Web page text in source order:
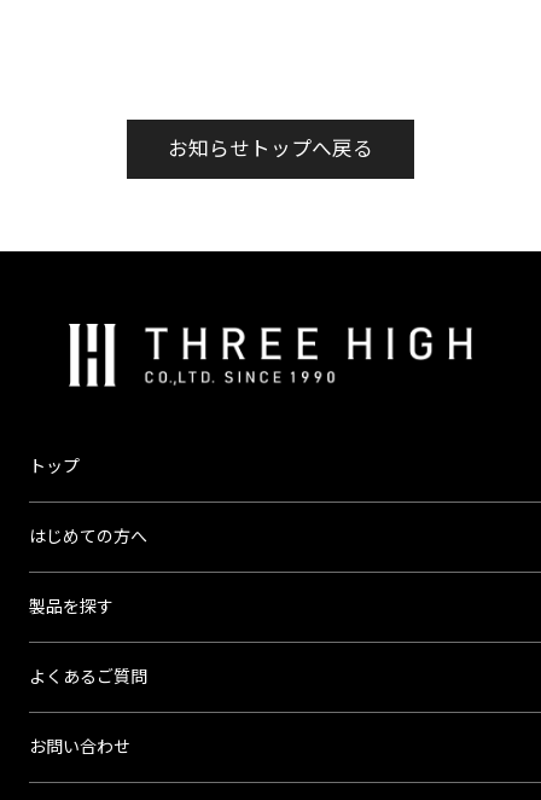
お知らせトップへ戻る
式
ス
ハ
イ
トップ
はじめての方へ
製品を探す
よくあるご質問
お問い合わせ